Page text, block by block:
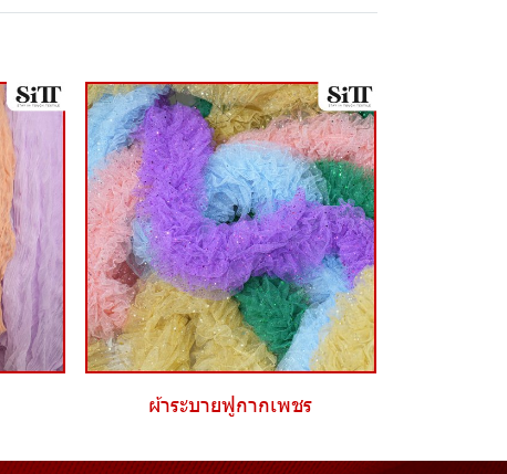
ผ้าระบายฟูกากเพชร